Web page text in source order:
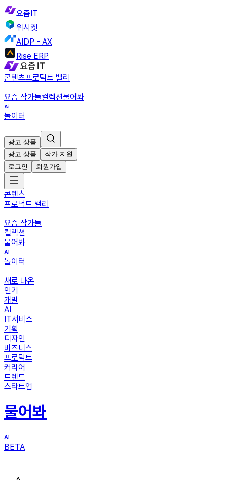
요즘IT
위시켓
AIDP - AX
Rise ERP
콘텐츠프로덕트 밸리
요즘 작가들컬렉션물어봐
놀이터
광고 상품
광고 상품
작가 지원
로그인
회원가입
콘텐츠
프로덕트 밸리
요즘 작가들
컬렉션
물어봐
놀이터
새로 나온
인기
개발
AI
IT서비스
기획
디자인
비즈니스
프로덕트
커리어
트렌드
스타트업
물어봐
BETA